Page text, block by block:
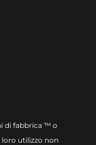
di fabbrica ™ o
utilizzo non